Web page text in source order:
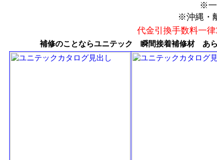
※一
※沖縄・
代金引換手数料一律
補修のことならユニテック 瞬間接着補修材 あ